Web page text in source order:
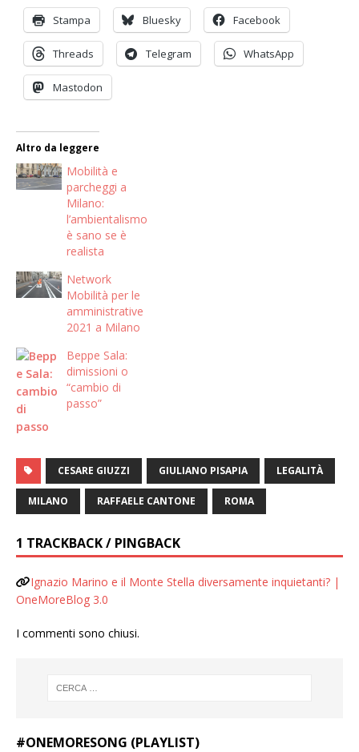
Stampa Bluesky Facebook
Threads Telegram WhatsApp
Mastodon
Altro da leggere
Mobilità e
parcheggi a
Milano:
l’ambientalismo
è sano se è
realista
Network
Mobilità per le
amministrative
2021 a Milano
Beppe Sala:
dimissioni o
“cambio di
passo”
CESARE GIUZZI GIULIANO PISAPIA LEGALITÀ
MILANO RAFFAELE CANTONE ROMA
1 TRACKBACK / PINGBACK
Ignazio Marino e il Monte Stella diversamente inquietanti? |
OneMoreBlog 3.0
I commenti sono chiusi.
#ONEMORESONG (PLAYLIST)